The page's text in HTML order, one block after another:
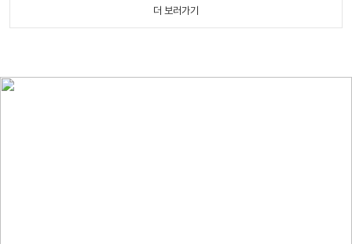
더 보러가기